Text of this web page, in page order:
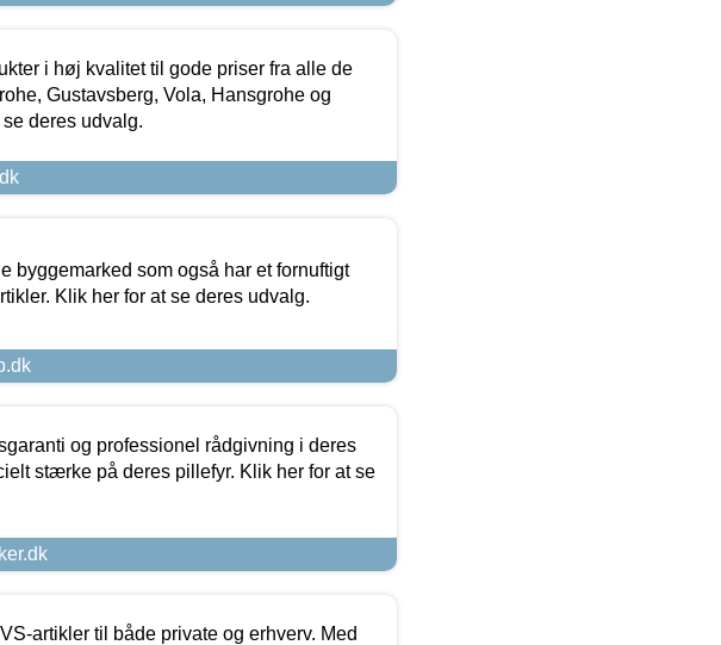
i høj kvalitet til gode priser fra alle de
Gustavsberg, Vola, Hansgrohe og
deres udvalg.
byggemarked som også har et fornuftigt
Klik her for at se deres udvalg.
og professionel rådgivning i deres
stærke på deres pillefyr. Klik her for at se
artikler til både private og erhverv. Med